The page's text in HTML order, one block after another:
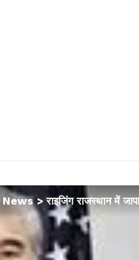
News >राइजिंग राजस्थान में